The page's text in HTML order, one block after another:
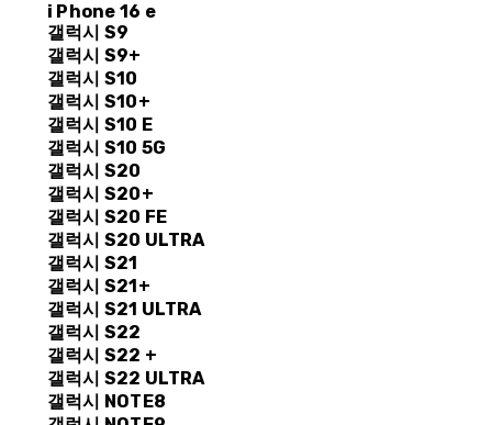
i Phone 16 e
갤럭시 S9
갤럭시 S9+
갤럭시 S10
갤럭시 S10+
갤럭시 S10 E
갤럭시 S10 5G
갤럭시 S20
갤럭시 S20+
갤럭시 S20 FE
갤럭시 S20 ULTRA
갤럭시 S21
갤럭시 S21+
갤럭시 S21 ULTRA
갤럭시 S22
갤럭시 S22 +
갤럭시 S22 ULTRA
갤럭시 NOTE8